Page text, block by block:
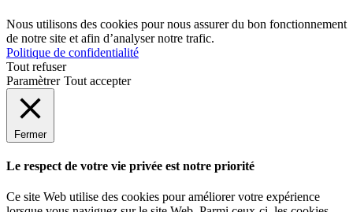
Nous utilisons des cookies pour nous assurer du bon fonctionnement
de notre site et afin d’analyser notre trafic.
Politique de confidentialité
Tout refuser
Paramètrer Tout accepter
Fermer
Le respect de votre vie privée est notre priorité
Ce site Web utilise des cookies pour améliorer votre expérience